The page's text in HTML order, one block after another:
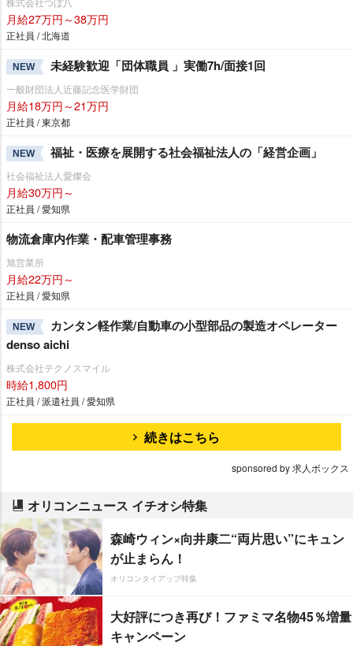
月給27万円～38万円
正社員 / 北海道
NEW 未経験歓迎「団体職員 」実働7h/面接1回
一般財団法人近藤記念医学財団
月給18万円～21万円
正社員 / 東京都
NEW 福祉・医療を展開する社会福祉法人の「経営企画」
社会福祉法人愛燦会
月給30万円～
正社員 / 愛知県
物流倉庫内作業・配車管理事務
旭営業所
月給22万円～
正社員 / 愛知県
NEW
カンタン軽作業/自動車の小型部品の製造オペレーター
denso aichi
株式会社テクノスマイル
時給1,800円
正社員 / 派遣社員 / 愛知県
続きはこちら
sponsored by 求人ボックス
オリコンニュース イチオシ特集
森崎ウィン×向井康二“両片思い”にキュン
が止まらん！
オリコンタイアップ特集
大好評につき再び！ファミマ名物45％増量
キャンペーン